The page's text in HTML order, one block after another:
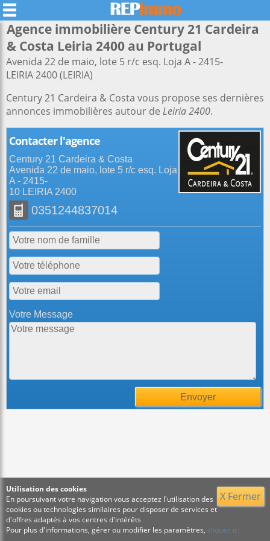
Agence immobilière Century 21 Cardeira
& Costa Leiria 2400 au Portugal
Avenida 22 de maio, lote 5 r/c esq. Loja A - 2415-
LEIRIA 2400 (LEIRIA)
Century 21 Cardeira & Costa vous propose ses dernières
annonces immobilières autour de Leiria 2400.
Contacter l'agence
Century 21 Cardeira & Costa
Avenida 22 de maio, lote 5 r/c esq. Loja
A - 2415-
10 LEIRIA 2400
0351244837014
Votre Message
X Fermer
Utilisation des cookies
En poursuivant votre navigation vous acceptez l'utilisation des
cookies ou technologies similaires pour disposer de services et
d'offres adaptés à vos centres d'intérêts
Pour plus d'informations, gérer ou modifier les paramètres, cliquez ici